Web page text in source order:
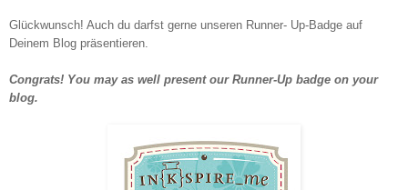
Glückwunsch! Auch du darfst gerne unseren Runner- Up-Badge auf
Deinem Blog präsentieren.
Congrats! You may as well present our Runner-Up badge on your
blog.